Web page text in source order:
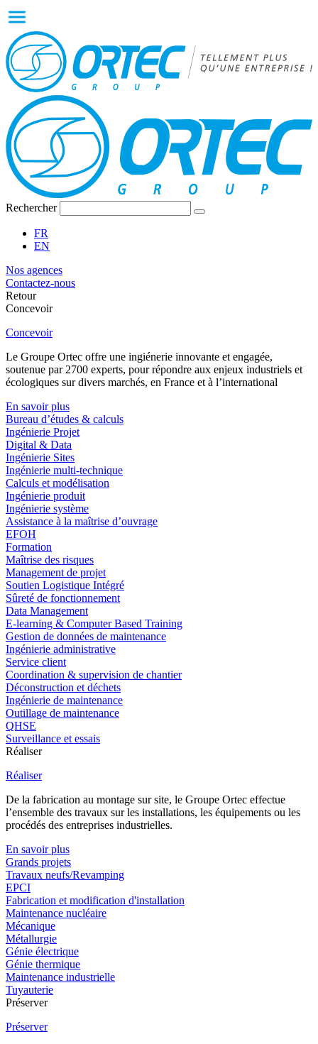
Rechercher
FR
EN
Nos agences
Contactez-nous
Retour
Concevoir
Concevoir
Le Groupe Ortec offre une ingiénerie innovante et engagée,
soutenue par 2700 experts, pour répondre aux enjeux industriels et
écologiques sur divers marchés, en France et à l’international
En savoir plus
Bureau d’études & calculs
Ingénierie Projet
Digital & Data
Ingénierie Sites
Ingénierie multi-technique
Calculs et modélisation
Ingénierie produit
Ingénierie système
Assistance à la maîtrise d’ouvrage
EFOH
Formation
Maîtrise des risques
Management de projet
Soutien Logistique Intégré
Sûreté de fonctionnement
Data Management
E-learning & Computer Based Training
Gestion de données de maintenance
Ingénierie administrative
Service client
Coordination & supervision de chantier
Déconstruction et déchets
Ingénierie de maintenance
Outillage de maintenance
QHSE
Surveillance et essais
Réaliser
Réaliser
De la fabrication au montage sur site, le Groupe Ortec effectue
l’ensemble des travaux sur les installations, les équipements ou les
procédés des entreprises industrielles.
En savoir plus
Grands projets
Travaux neufs/Revamping
EPCI
Fabrication et modification d'installation
Maintenance nucléaire
Mécanique
Métallurgie
Génie électrique
Génie thermique
Maintenance industrielle
Tuyauterie
Préserver
Préserver